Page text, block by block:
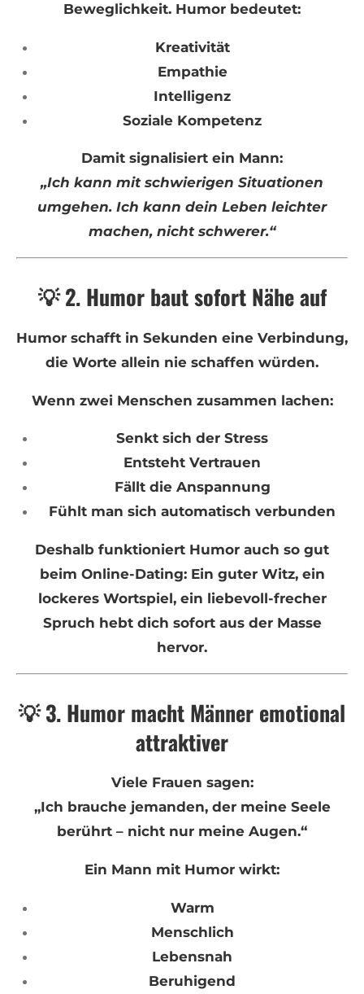
Beweglichkeit. Humor bedeutet:
Kreativität
Empathie
Intelligenz
Soziale Kompetenz
Damit signalisiert ein Mann:
„Ich kann mit schwierigen Situationen
umgehen. Ich kann dein Leben leichter
machen, nicht schwerer.“
💡 2. Humor baut sofort Nähe auf
Humor schafft in Sekunden eine Verbindung,
die Worte allein nie schaffen würden.
Wenn zwei Menschen zusammen lachen:
Senkt sich der Stress
Entsteht Vertrauen
Fällt die Anspannung
Fühlt man sich automatisch verbunden
Deshalb funktioniert Humor auch so gut
beim Online-Dating: Ein guter Witz, ein
lockeres Wortspiel, ein liebevoll-frecher
Spruch hebt dich sofort aus der Masse
hervor.
💡 3. Humor macht Männer emotional
attraktiver
Viele Frauen sagen:
„Ich brauche jemanden, der meine Seele
berührt – nicht nur meine Augen.“
Ein Mann mit Humor wirkt:
Warm
Menschlich
Lebensnah
Beruhigend